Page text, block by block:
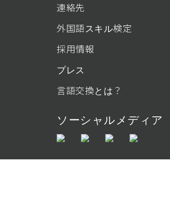
連絡先
外国語スキル検定
採用情報
プレス
言語交換とは？
ソーシャルメディア